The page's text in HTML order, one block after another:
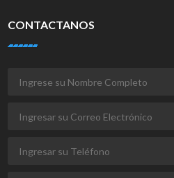
CONTACTANOS